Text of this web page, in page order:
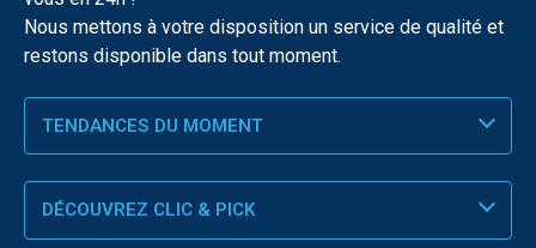
Nous mettons à votre disposition un service de qualité et
restons disponible dans tout moment.
TENDANCES DU MOMENT
DÉCOUVREZ CLIC & PICK